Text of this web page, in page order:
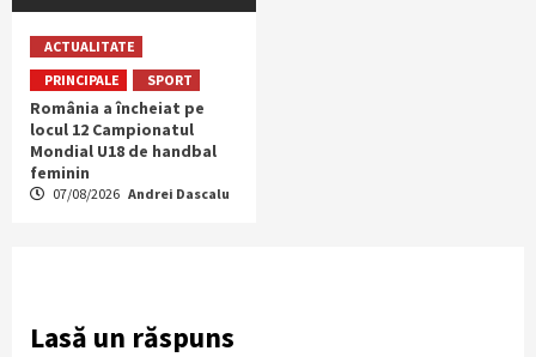
ACTUALITATE
PRINCIPALE
SPORT
România a încheiat pe
locul 12 Campionatul
Mondial U18 de handbal
feminin
07/08/2026 Andrei Dascalu
Lasă un răspuns